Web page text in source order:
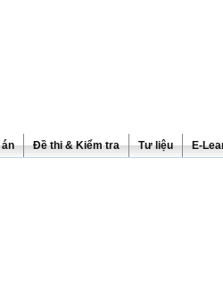
án Đề thi & Kiểm tra Tư liệu E-